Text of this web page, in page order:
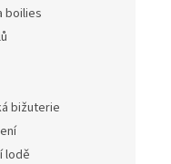
boilies
bižuterie
lodě